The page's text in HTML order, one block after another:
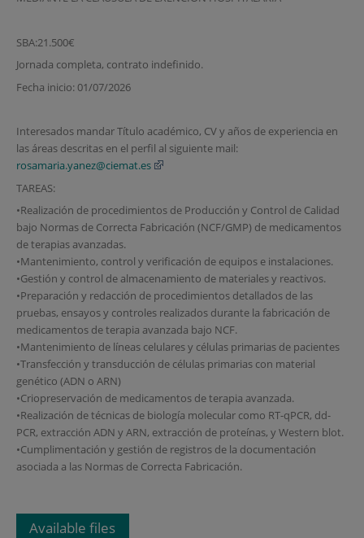
SBA:21.500€
Jornada completa, contrato indefinido.
Fecha inicio: 01/07/2026
Interesados mandar Título académico, CV y años de experiencia en
las áreas descritas en el perfil al siguiente mail:
rosamaria.yanez@ciemat.es
TAREAS:
•Realización de procedimientos de Producción y Control de Calidad
bajo Normas de Correcta Fabricación (NCF/GMP) de medicamentos
de terapias avanzadas.
•Mantenimiento, control y verificación de equipos e instalaciones.
•Gestión y control de almacenamiento de materiales y reactivos.
•Preparación y redacción de procedimientos detallados de las
pruebas, ensayos y controles realizados durante la fabricación de
medicamentos de terapia avanzada bajo NCF.
•Mantenimiento de líneas celulares y células primarias de pacientes
•Transfección y transducción de células primarias con material
genético (ADN o ARN)
•Criopreservación de medicamentos de terapia avanzada.
•Realización de técnicas de biología molecular como RT-qPCR, dd-
PCR, extracción ADN y ARN, extracción de proteínas, y Western blot.
•Cumplimentación y gestión de registros de la documentación
asociada a las Normas de Correcta Fabricación.
Available files